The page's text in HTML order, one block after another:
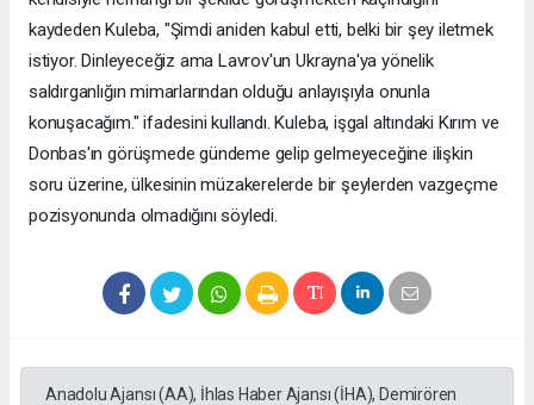
kaydeden Kuleba, "Şimdi aniden kabul etti, belki bir şey iletmek
istiyor. Dinleyeceğiz ama Lavrov'un Ukrayna'ya yönelik
saldırganlığın mimarlarından olduğu anlayışıyla onunla
konuşacağım." ifadesini kullandı. Kuleba, işgal altındaki Kırım ve
Donbas'ın görüşmede gündeme gelip gelmeyeceğine ilişkin
soru üzerine, ülkesinin müzakerelerde bir şeylerden vazgeçme
pozisyonunda olmadığını söyledi.
Anadolu Ajansı (AA), İhlas Haber Ajansı (İHA), Demirören